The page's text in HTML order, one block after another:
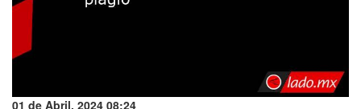
01 de Abril, 2024 08:24